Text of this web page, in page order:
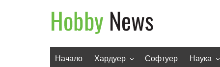
Начало Хардуер Софтуер Наука